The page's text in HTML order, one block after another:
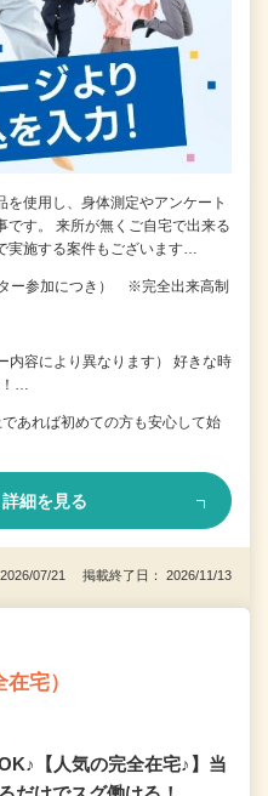
を使用し、身体測定やアンケート
です。 来所が無くご自宅で出来る
実施する案件もございます…
ー参加につき） ※完全出来高制
内容により異なります） 好きな時
！…
あれば初めての方も安心して始
詳細を見る
07/21 掲載終了日： 2026/11/13
宅）
【人気の完全在宅♪】当